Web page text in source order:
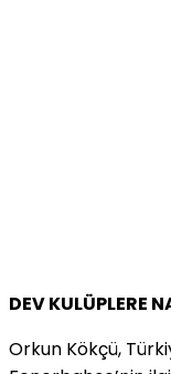
DEV KULÜPLERE
Orkun Kökçü,